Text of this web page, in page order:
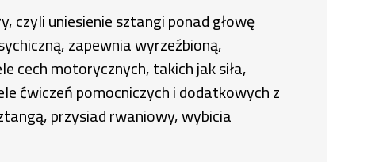
czyli uniesienie sztangi ponad głowę
zapewnia wyrzeźbioną,
cech motorycznych, takich jak siła,
ćwiczeń pomocniczych i dodatkowych z
przysiad rwaniowy, wybicia